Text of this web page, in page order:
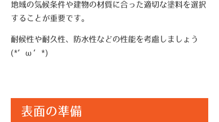
地域の気候条件や建物の材質に合った適切な塗料を選択
することが重要です。
耐候性や耐久性、防水性などの性能を考慮しましょう
(*’ω’*)
表面の準備